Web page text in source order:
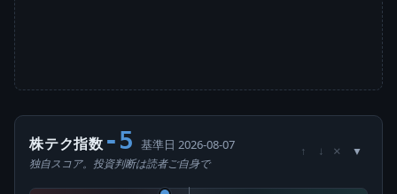
株テク指数 -5 基準日 2026-08-07
独自スコア。投資判断は読者ご自身で
↑ ↓ ×